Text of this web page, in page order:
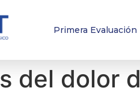
Primera Evaluación
del dolor